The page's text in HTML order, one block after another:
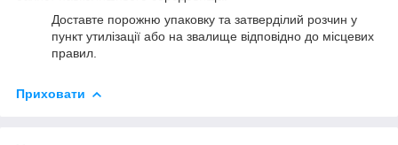
Доставте порожню упаковку та затверділий розчин у
пункт утилізації або на звалище відповідно до місцевих
правил.
Приховати